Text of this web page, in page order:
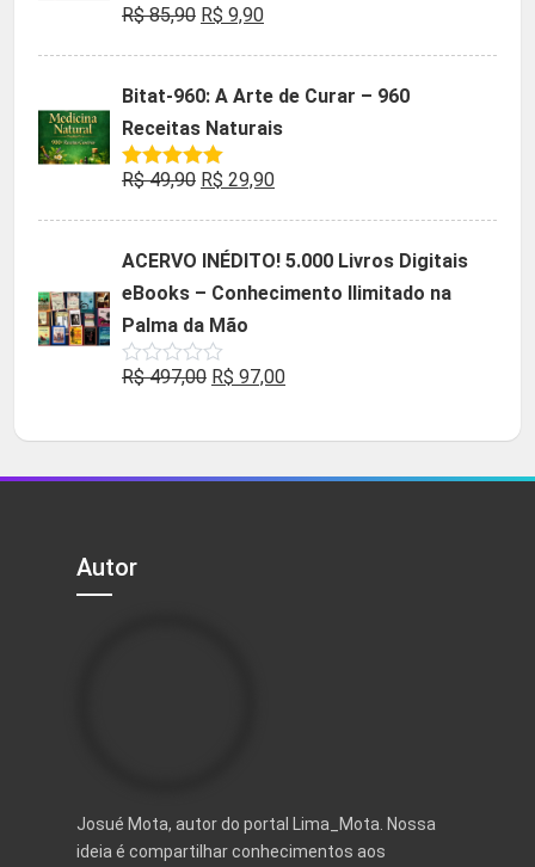
Avaliação
de
R$85,90 O
era:
R$ 85,90.
R$ 9,90O
é:
R$ 9,90.
Bitat-960: A Arte de Curar – 960
Receitas Naturais
Avaliação
R$49,90 O
era:
R$ 49,90.
R$ 29,90O
é:
R$ 29,90.
ACERVO INÉDITO! 5.000 Livros Digitais
eBooks – Conhecimento Ilimitado na
Palma da Mão
Avaliação
5
R$497,00 O
original
era:
R$ 97,00O
atual
é:
Autor
Josué Mota, autor do portal Lima_Mota. Nossa
ideia é compartilhar conhecimentos aos